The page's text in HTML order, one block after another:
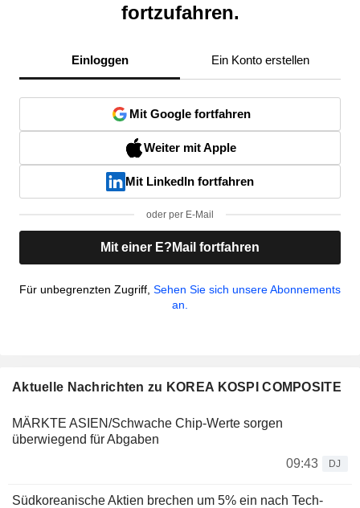
fortzufahren.
Einloggen Ein Konto erstellen
Mit Google fortfahren
Weiter mit Apple
Mit LinkedIn fortfahren
oder per E-Mail
Mit einer E?Mail fortfahren
Für unbegrenzten Zugriff, Sehen Sie sich unsere Abonnements
an.
Aktuelle Nachrichten zu KOREA KOSPI COMPOSITE
MÄRKTE ASIEN/Schwache Chip-Werte sorgen
überwiegend für Abgaben
09:43
DJ
Südkoreanische Aktien brechen um 5% ein nach Tech-